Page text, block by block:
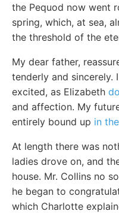
the Pequod now went
spring, which, at sea,
the threshold of the
My dear father,
tenderly and sincerely.
excited, as Elizabeth
and affection. My
entirely bound up in the
At length there was
ladies drove on, and
house. Mr. Collins no
he began to
which Charlotte